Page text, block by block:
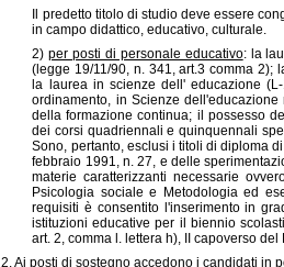
Il predetto titolo di studio deve essere
in campo didattico, educativo, culturale.
2)per posti di personale educativo: la
(legge 19/11/90, n. 341, art.3 comma
la laurea in scienze dell' educazione
ordinamento, in Scienze
della formazione continua; il possesso
dei corsi quadriennali e quinquennali
Sono, pertanto, esclusi i titoli di diploma
febbraio 1991, n. 27, e delle
materie caratterizzanti necessarie
Psicologia sociale e Metodologia ed
requisiti è consentito l'inserimento in
istituzioni educative per il biennio
art. 2, comma l. lettera h), II capoverso
2. Ai posti di sostegno accedono i candidati in